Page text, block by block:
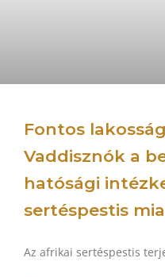
Fontos
Vaddisznók a
hatósági
sertéspestis
Az afrikai sertéspestis